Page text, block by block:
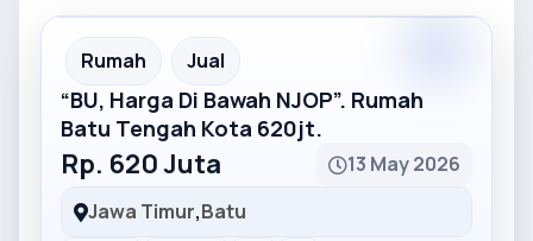
Partner Ad
Rumah Jual
“BU, Harga Di Bawah NJOP”. Rumah
Batu Tengah Kota 620jt.
Rp. 620 Juta
13 May 2026
Jawa Timur,Batu